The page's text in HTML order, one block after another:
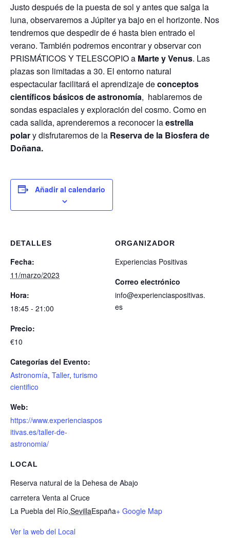
Justo después de la puesta de sol y antes que salga la
luna, observaremos a Júpiter ya bajo en el horizonte. Nos
tendremos que despedir de é hasta bien entrado el
verano. También podremos encontrar y observar con
PRISMÁTICOS Y TELESCOPIO a Marte y Venus. Las
plazas son limitadas a 30. El entorno natural
espectacular facilitará el aprendizaje deconceptos
científicos básicos de astronomía, hablaremos de
sondas espaciales y exploración del cosmo. Como en
cada salida, aprenderemos a reconocer laestrella
polary disfrutaremos de la Reserva de la Biosfera de
Doñana.
Añadir al calendario
DETALLES
Fecha:
11/marzo/2023
Hora:
18:45 - 21:00
Precio:
€10
Categorías del Evento:
Astronomía, Taller, turismo
cientifico
Web:
https://www.experienciaspos
itivas.es/taller-de-
astronomia/
LOCAL
Reserva natural de la Dehesa de Abajo
carretera Venta al Cruce
La Puebla del Río,SevillaEspaña+ Google Map
Ver la web del Local
ORGANIZADOR
Experiencias Positivas
Correo electrónico
info@experienciaspositivas.
es